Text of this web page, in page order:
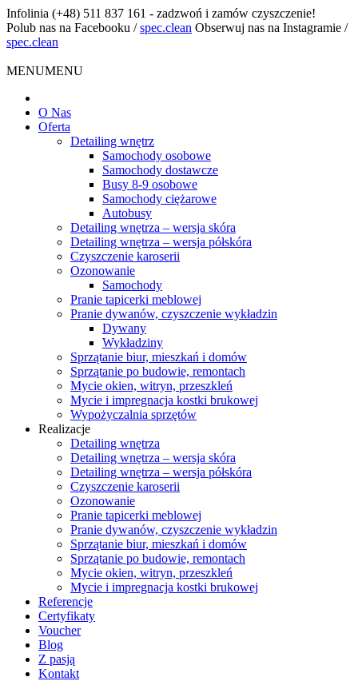
Infolinia (+48) 511 837 161 - zadzwoń i zamów czyszczenie!
Polub nas na Facebooku /spec.clean Obserwuj nas na Instagramie /
spec.clean
MENUMENU
O Nas
Oferta
Detailing wnętrz
Samochody osobowe
Samochody dostawcze
Busy 8-9 osobowe
Samochody ciężarowe
Autobusy
Detailing wnętrza – wersja skóra
Detailing wnętrza – wersja półskóra
Czyszczenie karoserii
Ozonowanie
Samochody
Pranie tapicerki meblowej
Pranie dywanów, czyszczenie wykładzin
Dywany
Wykładziny
Sprzątanie biur, mieszkań i domów
Sprzątanie po budowie, remontach
Mycie okien, witryn, przeszkleń
Mycie i impregnacja kostki brukowej
Wypożyczalnia sprzętów
Realizacje
Detailing wnętrza
Detailing wnętrza – wersja skóra
Detailing wnętrza – wersja półskóra
Czyszczenie karoserii
Ozonowanie
Pranie tapicerki meblowej
Pranie dywanów, czyszczenie wykładzin
Sprzątanie biur, mieszkań i domów
Sprzątanie po budowie, remontach
Mycie okien, witryn, przeszkleń
Mycie i impregnacja kostki brukowej
Referencje
Certyfikaty
Voucher
Blog
Z pasją
Kontakt